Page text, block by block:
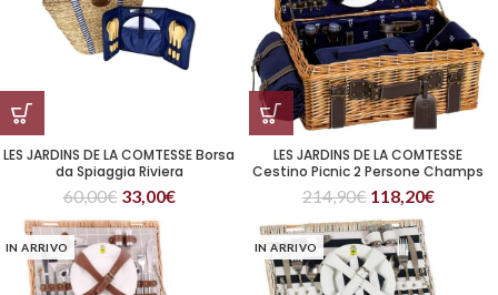
LES JARDINS DE LA COMTESSE Borsa
da Spiaggia Riviera
60,00€ 33,00€
LES JARDINS DE LA COMTESSE
Cestino Picnic 2 Persone Champs
Elysées
214,90€ 118,20€
IN ARRIVO IN ARRIVO